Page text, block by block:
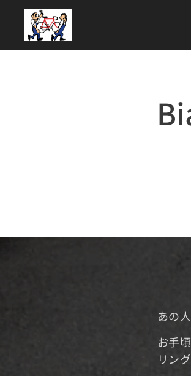
あの
お手
リン